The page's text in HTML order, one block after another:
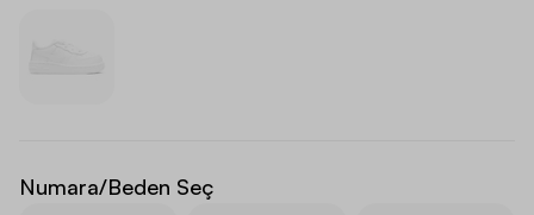
Numara/Beden Seç